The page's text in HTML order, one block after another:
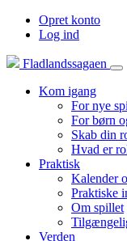
Opret konto
Log ind
Fladlandssagaen
Kom igang
For nye
For børn
Skab din
Hvad er
Praktisk
Kalender
Praktiske
Om spillet
Verden